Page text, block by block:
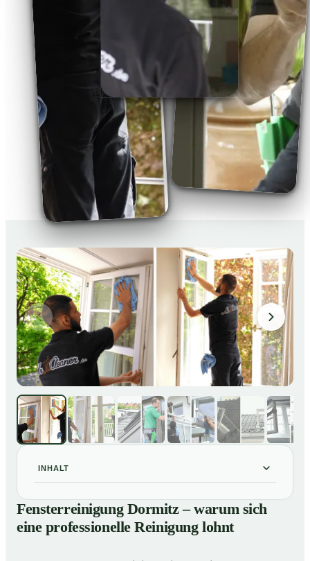
INHALT
Fensterreinigung Dormitz – warum sich eine
professionelle Reinigung lohnt
Unsere Leistungen im Überblick
Fensterreinigung Dormitz – warum sich
eine professionelle Reinigung lohnt